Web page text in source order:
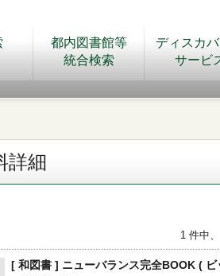
都内図書館等
統合検索
ディスカ
サービ
詳細
1 件中
[ 和図書 ] ニューバランス完全BOOK ( ビ